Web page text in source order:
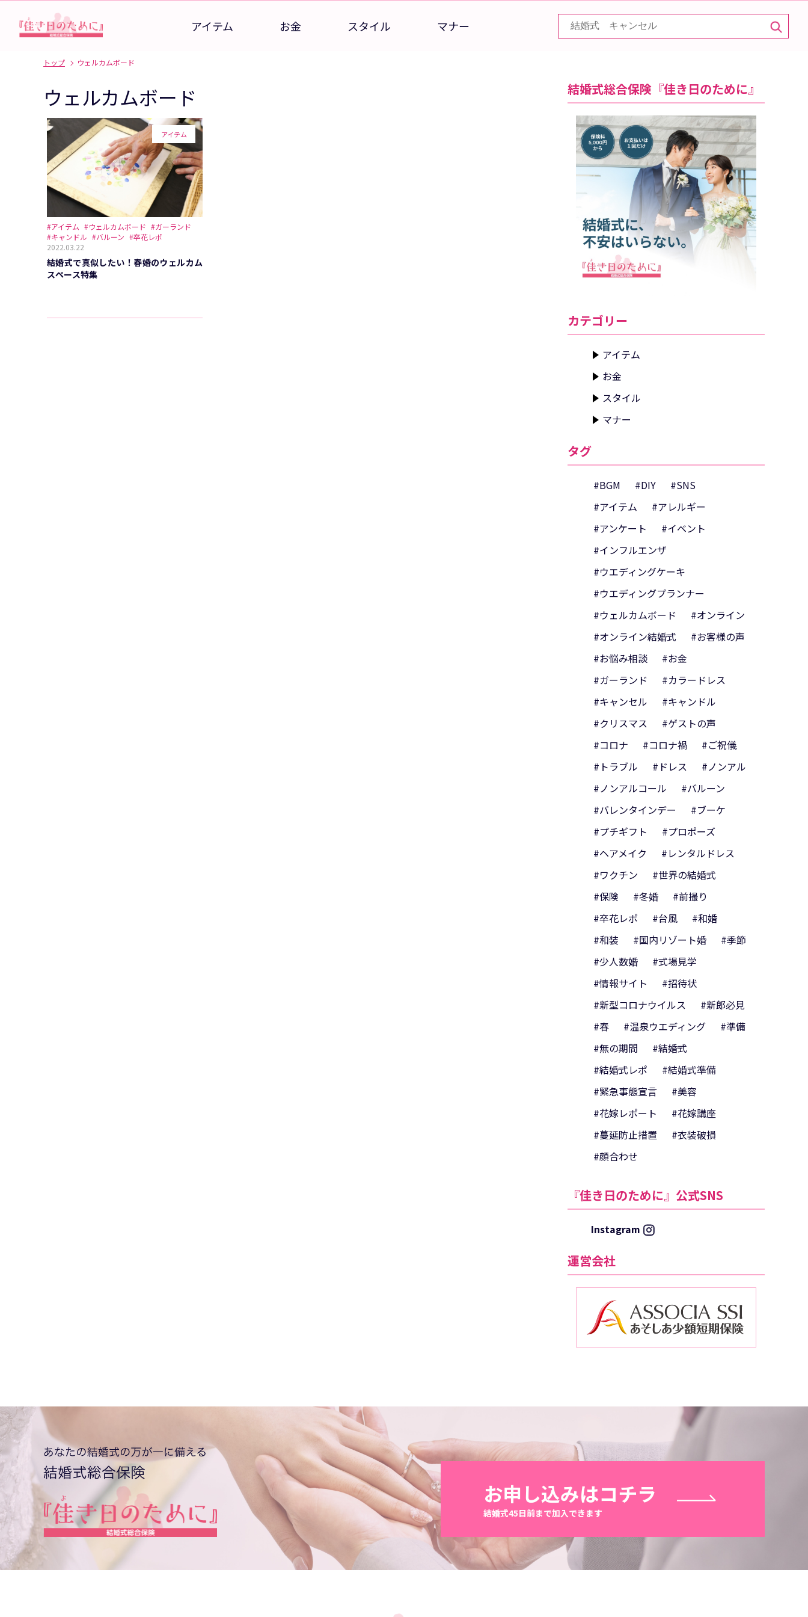
アイテム お金 スタイル マナー
トップ ウェルカムボード
ウェルカムボード
アイテム
#アイテム #ウェルカムボード #ガーランド
#キャンドル #バルーン #卒花レポ
2022.03.22
結婚式で真似したい！春婚のウェルカム
スペース特集
結婚式総合保険『佳き日のために』
カテゴリー
アイテム
お金
スタイル
マナー
タグ
#BGM #DIY
#SNS
#アイテム
#アレルギー
#アンケート
#イベント
#インフルエンザ
#ウエディングケーキ
#ウエディングプランナー
#ウェルカムボード
#オンライン
#オンライン結婚式
#お客様の声
#お悩み相談
#お金
#ガーランド
#カラードレス
#キャンセル
#キャンドル
#クリスマス
#ゲストの声
#コロナ
#コロナ禍
#ご祝儀
#トラブル
#ドレス
#ノンアル
#ノンアルコール
#バルーン
#バレンタインデー
#ブーケ
#プチギフト
#プロポーズ
#ヘアメイク
#レンタルドレス
#ワクチン
#世界の結婚式
#保険
#冬婚
#前撮り
#卒花レポ
#台風
#和婚
#和装
#国内リゾート婚
#季節
#少人数婚
#式場見学
#情報サイト
#招待状
#新型コロナウイルス
#新郎必見
#春
#温泉ウエディング
#準備
#無の期間
#結婚式
#結婚式レポ
#結婚式準備
#緊急事態宣言
#美容
#花嫁レポート
#花嫁講座
#蔓延防止措置
#衣装破損
#顔合わせ
『佳き日のために』公式SNS
Instagram
運営会社
お申し込みはコチラ
結婚式45日前まで加入できます